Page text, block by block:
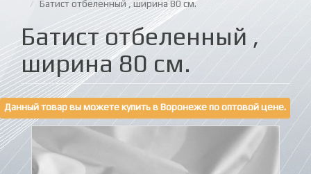
Батист отбеленный , ширина 80 см.
Батист отбеленный ,
ширина 80 см.
Данный товар вы можете купить в Воронеже по оптовой цене.